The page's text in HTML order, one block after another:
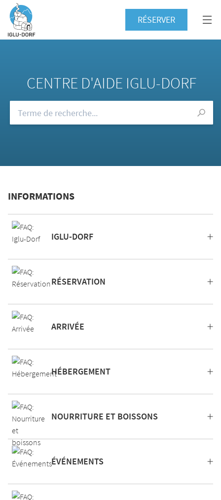
RÉSERVER
CENTRE D'AIDE IGLU-DORF
INFORMATIONS
IGLU-DORF
RÉSERVATION
ARRIVÉE
HÉBERGEMENT
NOURRITURE ET BOISSONS
ÉVÉNEMENTS